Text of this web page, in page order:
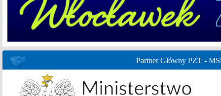
Partner Główny PZT -